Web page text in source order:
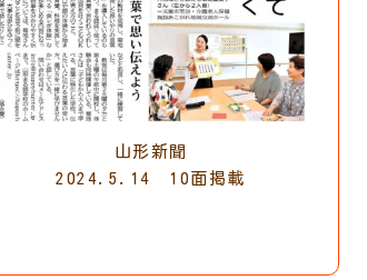
山形新聞
2024.5.14 10面掲載